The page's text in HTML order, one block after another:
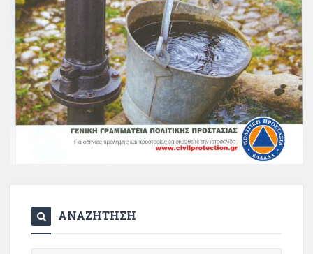
ΑΝΑΖΗΤΗΣΗ